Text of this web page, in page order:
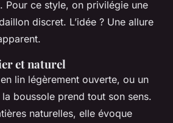
Pour ce style, on privilégie une
discret. L’idée ? Une allure
et naturel
lin légèrement ouverte, ou un
boussole prend tout son sens.
naturelles, elle évoque